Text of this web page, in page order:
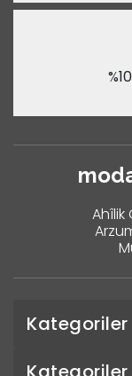
Ahîlik
Kategoriler